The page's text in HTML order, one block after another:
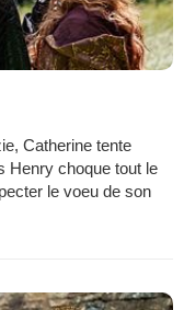
Catherine tente
Henry choque tout le
le voeu de son